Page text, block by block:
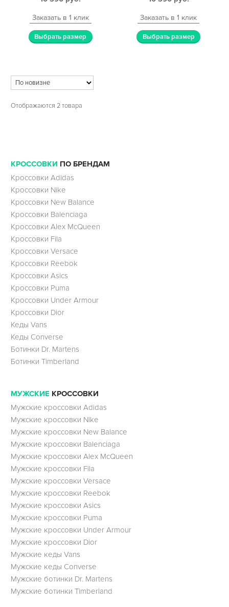
Заказать в 1 клик
Выбрать размер
Заказать в 1 клик
Выбрать размер
Отображаются 2 товара
КРОССОВКИ ПО БРЕНДАМ
Кроссовки Adidas
Кроссовки Nike
Кроссовки New Balance
Кроссовки Balenciaga
Кроссовки Alex McQueen
Кроссовки Fila
Кроссовки Versace
Кроссовки Reebok
Кроссовки Asics
Кроссовки Puma
Кроссовки Under Armour
Кроссовки Dior
Кеды Vans
Кеды Converse
Ботинки Dr. Martens
Ботинки Timberland
МУЖСКИЕ КРОССОВКИ
Мужские кроссовки Adidas
Мужские кроссовки Nike
Мужские кроссовки New Balance
Мужские кроссовки Balenciaga
Мужские кроссовки Alex McQueen
Мужские кроссовки Fila
Мужские кроссовки Versace
Мужские кроссовки Reebok
Мужские кроссовки Asics
Мужские кроссовки Puma
Мужские кроссовки Under Armour
Мужские кроссовки Dior
Мужские кеды Vans
Мужские кеды Converse
Мужские ботинки Dr. Martens
Мужские ботинки Timberland